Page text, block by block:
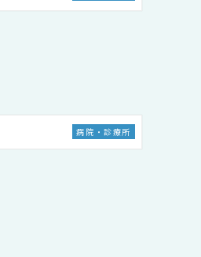
病院・診療所